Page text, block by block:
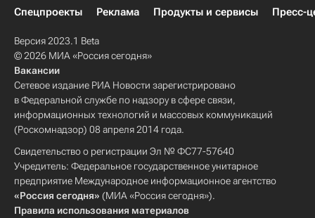
Спецпроекты
Реклама Продукты и сервисы Пресс-
Версия 2023.1 Beta
© 2026 МИА «Россия сегодня»
Вакансии
Сетевое издание РИА Новости зарегистрировано
в Федеральной службе по надзору в сфере связи,
информационных технологий и массовых коммуникаций
(Роскомнадзор) 08 апреля 2014 года.
Свидетельство о регистрации Эл № ФС77-57640
Учредитель: Федеральное государственное унитарное
предприятие Международное информационное агентство
«Россия сегодня» (МИА «Россия сегодня»).
Правила использования материалов